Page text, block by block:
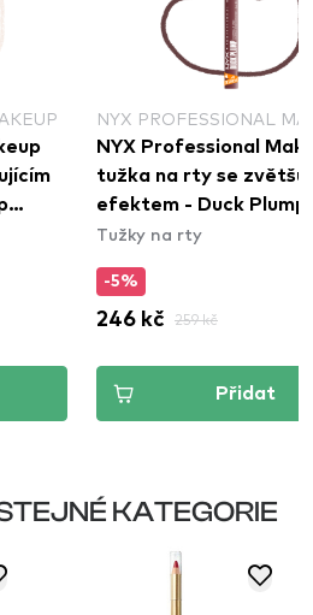
NYX PROFESSIONAL
NYX Professional
tužka na rty se
efektem - Duck Plump
Plumping Lip Liner -
Tužky na rty
-5%
246 kč 259 kč
Přidat
KATEGORIE